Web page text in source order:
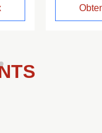
monocristalline,
Obtenez le meilleur